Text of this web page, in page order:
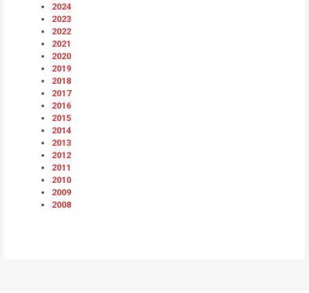
2024
2023
2022
2021
2020
2019
2018
2017
2016
2015
2014
2013
2012
2011
2010
2009
2008